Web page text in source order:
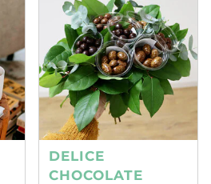
DELICE
CHOCOLATE